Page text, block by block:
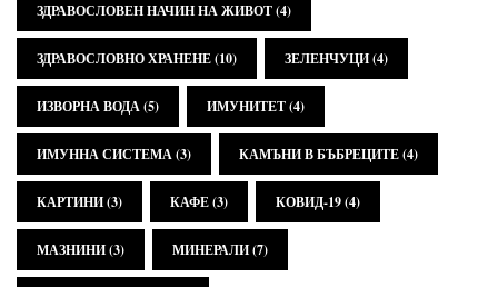
ЗДРАВОСЛОВЕН НАЧИН НА ЖИВОТ(4)
ЗДРАВОСЛОВНО ХРАНЕНЕ(10) ЗЕЛЕНЧУЦИ(4)
ИЗВОРНА ВОДА(5) ИМУНИТЕТ(4)
ИМУННА СИСТЕМА(3) КАМЪНИ В БЪБРЕЦИТЕ(4)
КАРТИНИ(3) КАФЕ(3) КОВИД-19(4)
МАЗНИНИ(3) МИНЕРАЛИ(7)